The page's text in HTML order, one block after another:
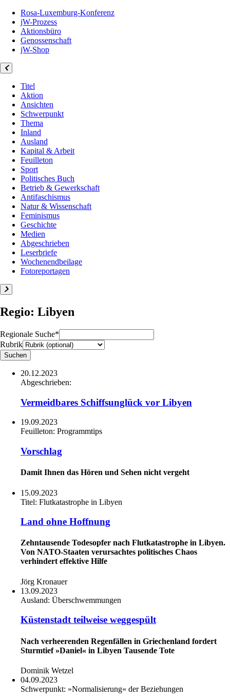
Rosa-Luxemburg-Konferenz
jW-Prozess
Aktionsbüro
Genossenschaft
jW-Shop
Titel
Aktion
Ansichten
Schwerpunkt
Thema
Inland
Ausland
Kapital & Arbeit
Feuilleton
Sport
Politisches Buch
Betrieb & Gewerkschaft
Antifaschismus
Natur & Wissenschaft
Feminismus
Geschichte
Medien
Abgeschrieben
Leserbriefe
Wochenendbeilage
Fotoreportagen
Regio: Libyen
Regionale Suche*
Rubrik
20.12.2023
Abgeschrieben:
Vermeidbares Schiffsunglück vor Libyen
19.09.2023
Feuilleton: Programmtips
Vorschlag
Damit Ihnen das Hören und Sehen nicht vergeht
15.09.2023
Titel: Flutkatastrophe in Libyen
Land ohne Hoffnung
Zehntausende Todesopfer nach Flutkatastrophe in Libyen.
Von NATO-Staaten verursachtes politisches Chaos
verhindert effektive Hilfe
Jörg Kronauer
13.09.2023
Ausland: Überschwemmungen
Küstenstadt teilweise weggespült
Nach verheerenden Regenfällen in Griechenland fordert
Sturmtief »Daniel« in Libyen Tausende Tote
Dominik Wetzel
04.09.2023
Schwerpunkt: »Normalisierung« der Beziehungen